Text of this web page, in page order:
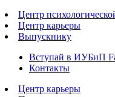
Центр
Центр карьеры
Выпускнику
Вступай в ИУБиП
Контакты
Центр карьеры